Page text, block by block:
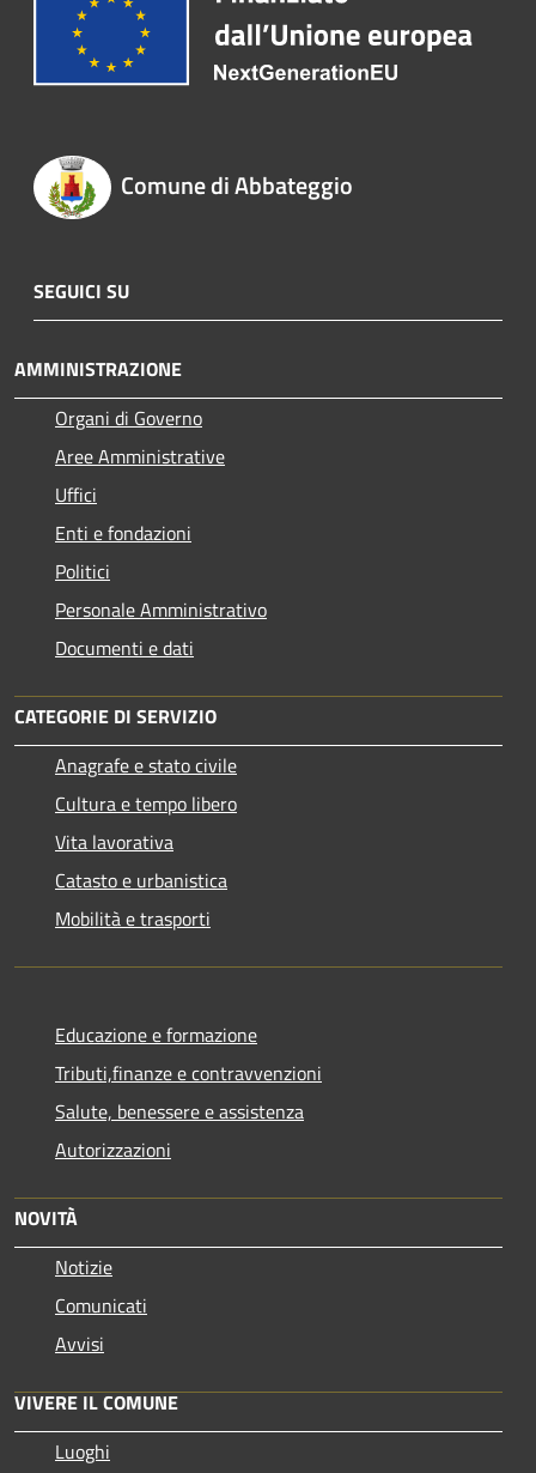
Comune di Abbateggio
SEGUICI SU
AMMINISTRAZIONE
Organi di Governo
Aree Amministrative
Uffici
Enti e fondazioni
Politici
Personale Amministrativo
Documenti e dati
CATEGORIE DI SERVIZIO
Anagrafe e stato civile
Cultura e tempo libero
Vita lavorativa
Catasto e urbanistica
Mobilità e trasporti
Educazione e formazione
Tributi,finanze e contravvenzioni
Salute, benessere e assistenza
Autorizzazioni
NOVITÀ
Notizie
Comunicati
Avvisi
VIVERE IL COMUNE
Luoghi